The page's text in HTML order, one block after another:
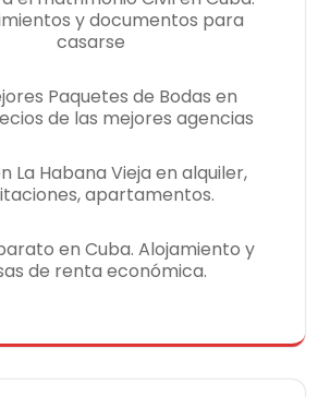
y documentos para
casarse
Paquetes de Bodas en
de las mejores agencias
La Habana Vieja en alquiler,
apartamentos.
en Cuba. Alojamiento y
de renta económica.